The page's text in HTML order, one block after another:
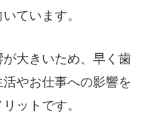
ています。
大きいため、早く歯
やお仕事への影響を
ットです。